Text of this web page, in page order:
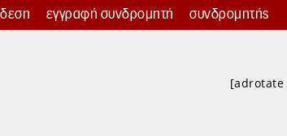
εγγραφή συνδρομητή συνδρομητής